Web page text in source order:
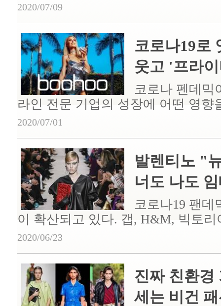
2020/07/09
코로나19로
웃고 '프라
코로나 펜데믹
라인 전문 기업의 성장에 어떤 영향
2020/07/01
발렌티노 "
너도 나도
코로나19 팬
이 확산되고 있다. 갭, H&M, 빅토
2020/06/23
진짜 친환경
세는 비건